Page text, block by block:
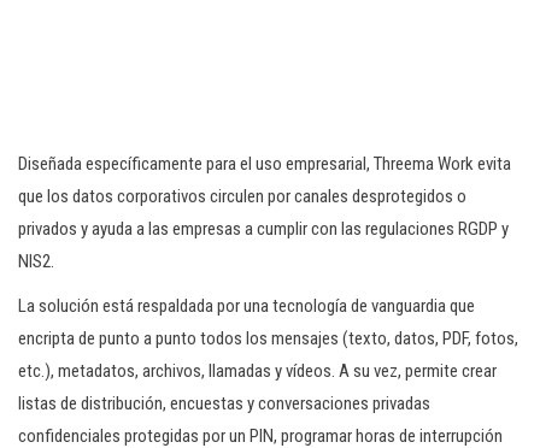
Diseñada específicamente para el uso empresarial, Threema Work evita
que los datos corporativos circulen por canales desprotegidos o
privados y ayuda a las empresas a cumplir con las regulaciones RGDP y
NIS2.
La solución está respaldada por una tecnología de vanguardia que
encripta de punto a punto todos los mensajes (texto, datos, PDF, fotos,
etc.), metadatos, archivos, llamadas y vídeos. A su vez, permite crear
listas de distribución, encuestas y conversaciones privadas
confidenciales protegidas por un PIN, programar horas de interrupción